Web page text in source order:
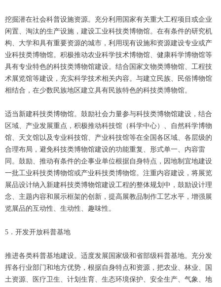
挖掘潜在社会科普设施资源。充分利用国家有关重大工程项目或企业
闲置、淘汰的生产设施，建设工业科技类博物馆。在有条件的研究机
构、大学和具有重要资源的城市，利用现有设施和资源建设专业或产
业科技类博物馆。积极推动农业科学技术博物馆、健康科学博物馆等
具有专业特色的科技类博物馆建设。结合国家文物类博物馆、工程技
术展览馆等建设，充实科学技术相关内容。与建立民族、民俗博物馆
相结合，在少数民族地区建立具有民族特色的科技类博物馆。
适当新建科技类博物馆。鼓励社会力量参与科技类博物馆建设，结合
区域、产业发展重点，积极推动科技馆（科学中心）、自然科学博物
馆、天文馆以及专业科技馆、产业科技馆等在全国各区域、各层级的
合理布局，避免科技类博物馆建设的功能重复、形式单一、内容雷
同。鼓励、推动有条件的企事业单位根据自身特点，因地制宜地建设
一批工业科技类博物馆或产业科技类博物馆。注重内容建设，将展览
展品设计纳入新建科技类博物馆建设工程的整体规划中，鼓励设计理
念、主题内容和展示框架的创新，提高展教品制作工艺水平，增强展
览展品的互动性、生动性、趣味性。
5．开发开放科普基地
推进各类科普基地建设。适度发展国家级和省部级科普基地。充分发
挥各行业部门和地方优势，根据自身特点和资源，把农业、林业、国
土资源、医疗卫生、计划生育、生态环境保护、安全生产、气象、地